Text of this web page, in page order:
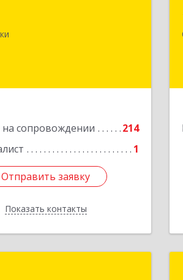
на сопровождении
214
1
Отправить заявку
Показать контакты
ул, дом № 17 А, пом.1003
Отправить заявку
Назад